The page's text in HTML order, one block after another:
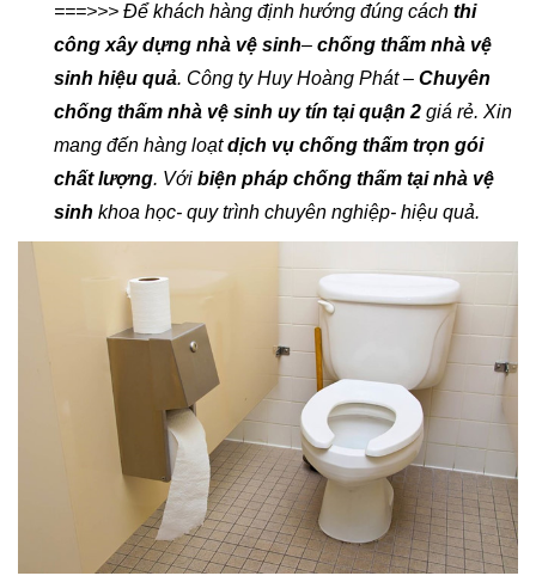
===>>> Để khách hàng định hướng đúng cách thi
công xây dựng nhà vệ sinh– chống thấm nhà vệ
sinh hiệu quả. Công ty Huy Hoàng Phát – Chuyên
chống thấm nhà vệ sinh uy tín tại quận 2 giá rẻ. Xin
mang đến hàng loạtdịch vụ chống thấm trọn gói
chất lượng. Với biện pháp chống thấm tại nhà vệ
sinh khoa học- quy trình chuyên nghiệp- hiệu quả.